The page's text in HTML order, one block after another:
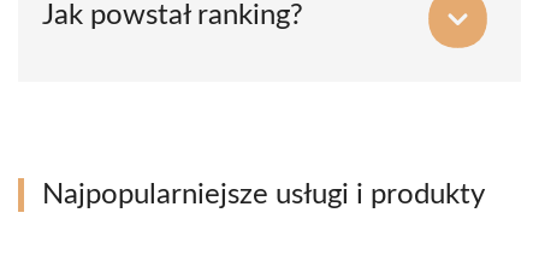
Jak powstał ranking?
Najpopularniejsze usługi i produkty